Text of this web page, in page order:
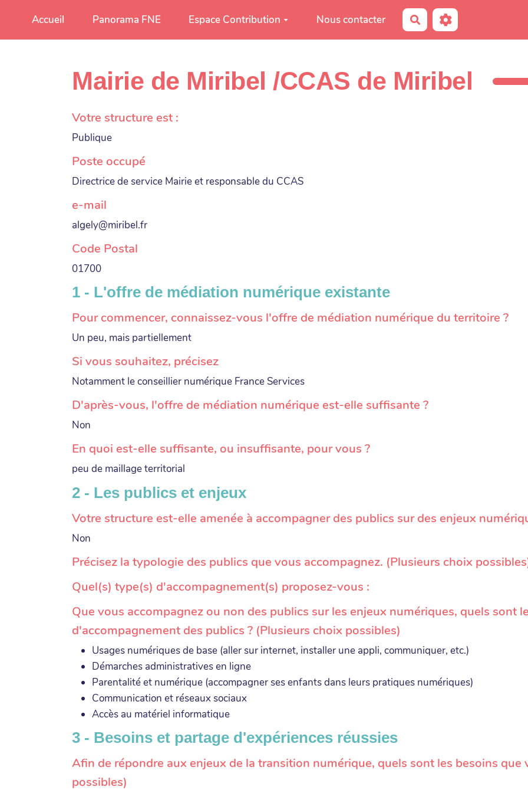
Aller au contenu principal
Accueil Panorama FNE Espace Contribution Nous contacter Rechercher
Mairie de Miribel /CCAS de Miribel
Votre structure est :
Publique
Poste occupé
Directrice de service Mairie et responsable du CCAS
e-mail
algely@miribel.fr
Code Postal
01700
1 - L'offre de médiation numérique existante
Pour commencer, connaissez-vous l'offre de médiation numérique du territoire ?
Un peu, mais partiellement
Si vous souhaitez, précisez
Notamment le conseillier numérique France Services
D'après-vous, l'offre de médiation numérique est-elle suffisante ?
Non
En quoi est-elle suffisante, ou insuffisante, pour vous ?
peu de maillage territorial
2 - Les publics et enjeux
Votre structure est-elle amenée à accompagner des publics sur des enjeux
Non
Précisez la typologie des publics que vous accompagnez. (Plusieurs choix
Quel(s) type(s) d'accompagnement(s) proposez-vous :
Que vous accompagnez ou non des publics sur les enjeux numériques, quels sont
d'accompagnement des publics ? (Plusieurs choix possibles)
Usages numériques de base (aller sur internet, installer une appli, communiquer, etc.)
Démarches administratives en ligne
Parentalité et numérique (accompagner ses enfants dans leurs pratiques numériques)
Communication et réseaux sociaux
Accès au matériel informatique
3 - Besoins et partage d'expériences réussies
Afin de répondre aux enjeux de la transition numérique, quels sont les besoins que
possibles)